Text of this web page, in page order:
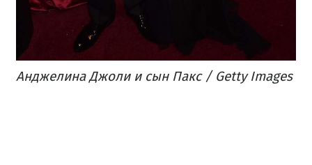
Анджелина Джоли и сын Пакс / Getty Images